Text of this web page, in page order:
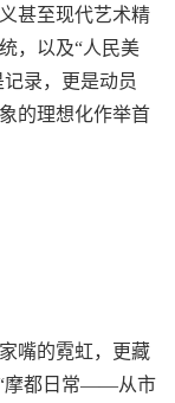
甚至现代艺术精
，以及“人民美
录，更是动员
的理想化作举首
嘴的霓虹，更藏
“摩都日常——从市